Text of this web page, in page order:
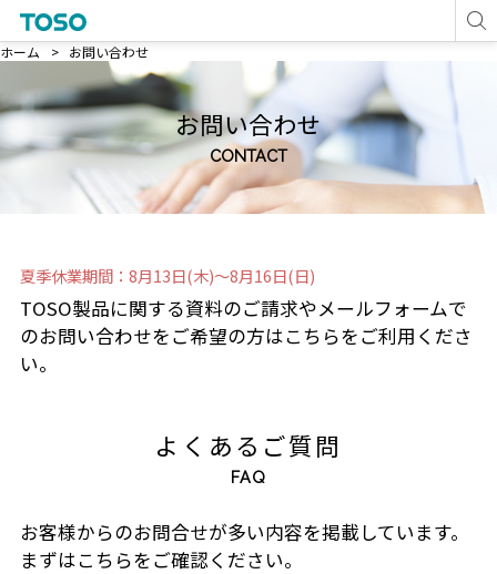
ホーム お問い合わせ
お問い合わせ
CONTACT
夏季休業期間：8月13日(木)～8月16日(日)
TOSO製品に関する資料のご請求やメールフォームで
のお問い合わせをご希望の方はこちらをご利用くださ
い。
よくあるご質問
FAQ
お客様からのお問合せが多い内容を掲載しています。
まずはこちらをご確認ください。